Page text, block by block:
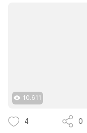
10.611
4 0